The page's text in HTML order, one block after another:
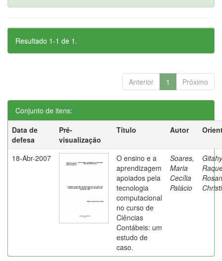
Resultado 1-1 de 1.
Anterior 1 Próximo
Conjunto de itens:
Data de
defesa
Pré-
visualização
Título Autor
18-Abr-2007
O ensino e a
aprendizagem
apoiados pela
tecnologia
computacional
no curso de
Ciências
Contábeis: um
estudo de
caso.
Soares,
Maria
Cecília
Palácio
Rosan